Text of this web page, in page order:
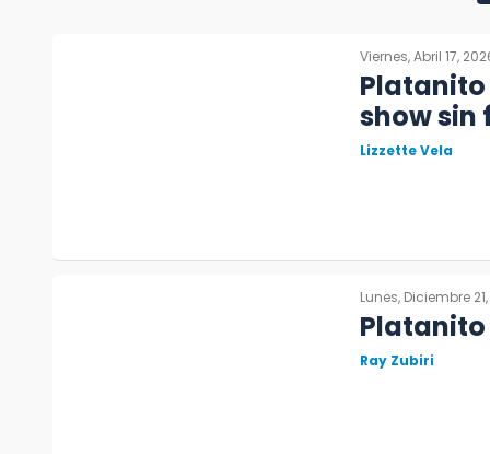
Viernes, Abril 17,
Platanito
show sin
Lizzette Vela
Lunes, Diciembre
Platanito
Ray Zubiri